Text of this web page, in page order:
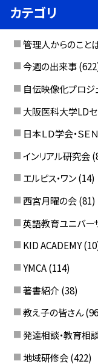
カテゴリ
管理人からのこと
今週の出来事
自伝映像化プロジ
大阪医科大学LD
日本ＬＤ学会・ＳＥ
インリアル研究会
エルピス・ワン (14)
西宮月曜の会 (81)
英語教育ユニバー
KID ACADEMY
YMCA (114)
著書紹介 (38)
教え子の皆さん
発達相談・教育相
地域研修会 (422)